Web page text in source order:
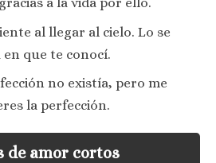
a la vida por ello.
al llegar al cielo. Lo se
en que te conocí.
no existía, pero me
la perfección.
de amor cortos